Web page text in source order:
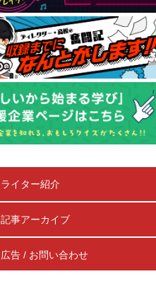
ライター紹介
記事アーカイブ
広告 / お問い合わせ